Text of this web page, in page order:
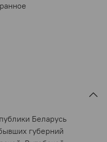
Беларусь
губерний